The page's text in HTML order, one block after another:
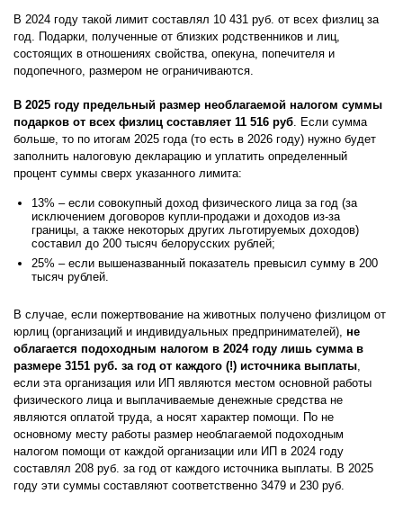
В 2024 году такой лимит составлял 10 431 руб. от всех физлиц за
год. Подарки, полученные от близких родственников и лиц,
состоящих в отношениях свойства, опекуна, попечителя и
подопечного, размером не ограничиваются.
В 2025 году предельный размер необлагаемой налогом суммы
подарков от всех физлиц составляет 11 516 руб. Если сумма
больше, то по итогам 2025 года (то есть в 2026 году) нужно будет
заполнить налоговую декларацию и уплатить определенный
процент суммы сверх указанного лимита:
13% – если совокупный доход физического лица за год (за
исключением договоров купли-продажи и доходов из-за
границы, а также некоторых других льготируемых доходов)
составил до 200 тысяч белорусских рублей;
25% – если вышеназванный показатель превысил сумму в 200
тысяч рублей.
В случае, если пожертвование на животных получено физлицом от
юрлиц (организаций и индивидуальных предпринимателей), не
облагается подоходным налогом в 2024 году лишь сумма в
размере 3151 руб. за год от каждого (!) источника выплаты,
если эта организация или ИП являются местом основной работы
физического лица и выплачиваемые денежные средства не
являются оплатой труда, а носят характер помощи. По не
основному месту работы размер необлагаемой подоходным
налогом помощи от каждой организации или ИП в 2024 году
составлял 208 руб. за год от каждого источника выплаты. В 2025
году эти суммы составляют соответственно 3479 и 230 руб.